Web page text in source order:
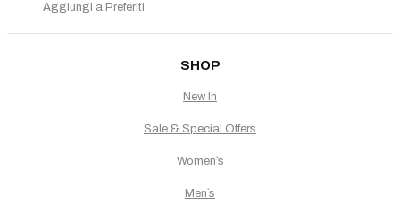
Aggiungi a Preferiti
SHOP
New In
Sale & Special Offers
Women`s
Men`s